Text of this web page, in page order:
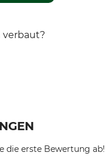
verbaut?
die erste Bewertung ab!